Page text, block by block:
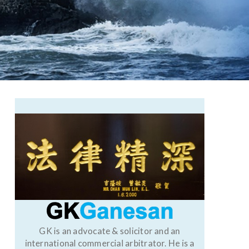
GK is an advocate & solicitor and an
international commercial arbitrator. He is a